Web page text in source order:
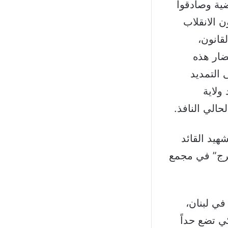
وصادقوا
الانقلاب
هذه
التمديد
النافذ.
القائد
في مجمع
لبنان،
تضع حداً